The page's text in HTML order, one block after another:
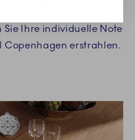
Sie Ihre individuelle Note
Copenhagen erstrahlen.